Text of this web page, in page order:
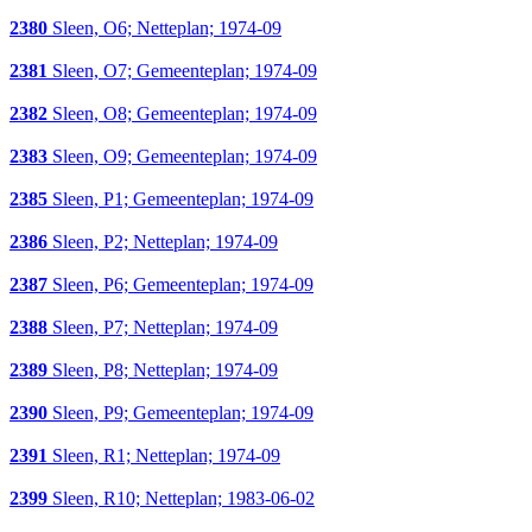
2380 Sleen, O6; Netteplan; 1974-09
2381 Sleen, O7; Gemeenteplan; 1974-09
2382 Sleen, O8; Gemeenteplan; 1974-09
2383 Sleen, O9; Gemeenteplan; 1974-09
2385 Sleen, P1; Gemeenteplan; 1974-09
2386 Sleen, P2; Netteplan; 1974-09
2387 Sleen, P6; Gemeenteplan; 1974-09
2388 Sleen, P7; Netteplan; 1974-09
2389 Sleen, P8; Netteplan; 1974-09
2390 Sleen, P9; Gemeenteplan; 1974-09
2391 Sleen, R1; Netteplan; 1974-09
2399 Sleen, R10; Netteplan; 1983-06-02